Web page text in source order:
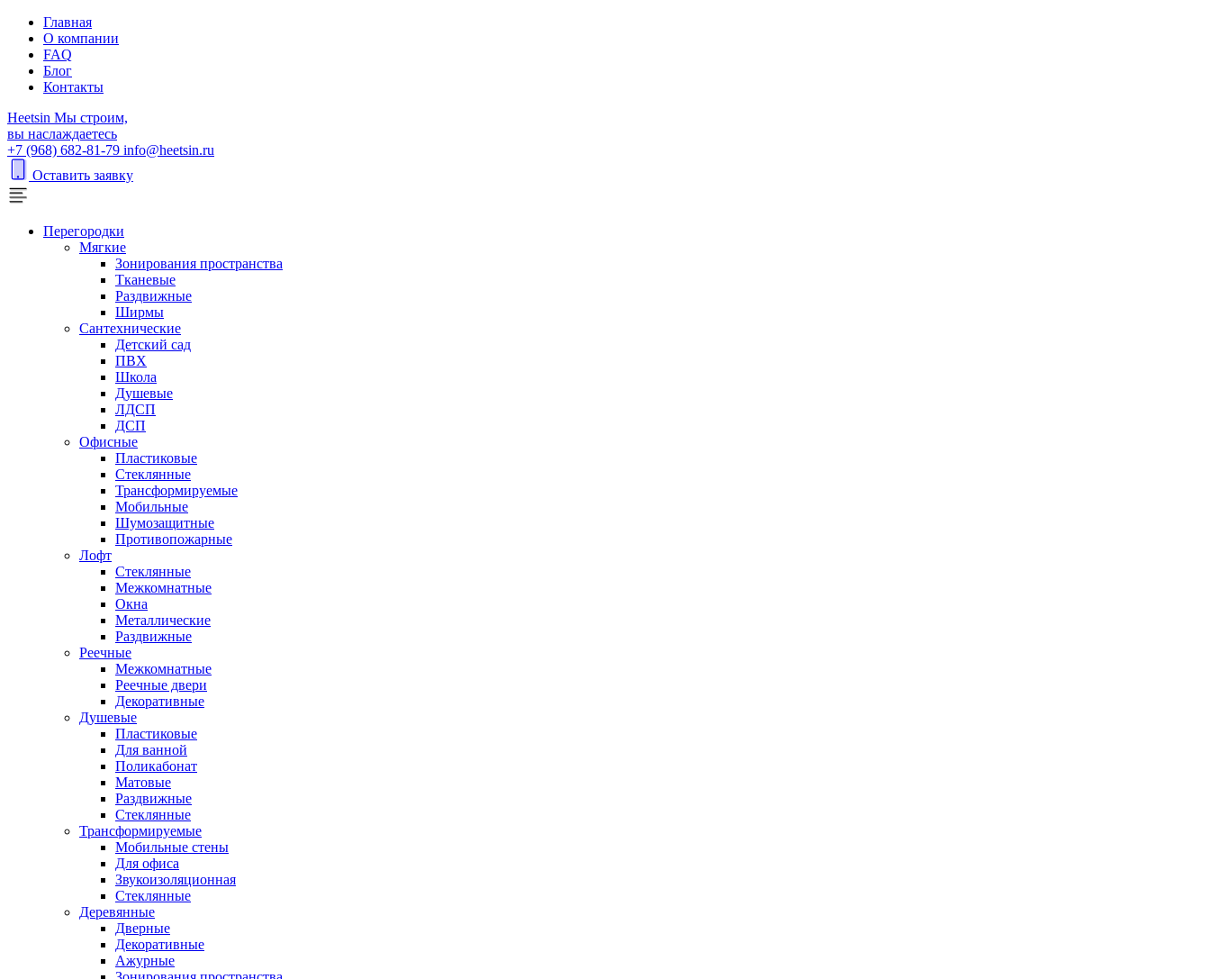
Главная
О компании
FAQ
Блог
Контакты
Heetsin Мы строим,
вы наслаждаетесь
+7 (968) 682-81-79 info@heetsin.ru
Оставить заявку
Перегородки
Мягкие
Зонирования пространства
Тканевые
Раздвижные
Ширмы
Сантехнические
Детский сад
ПВХ
Школа
Душевые
ЛДСП
ДСП
Офисные
Пластиковые
Стеклянные
Трансформируемые
Мобильные
Шумозащитные
Противопожарные
Лофт
Стеклянные
Межкомнатные
Окна
Металлические
Раздвижные
Реечные
Межкомнатные
Реечные двери
Декоративные
Душевые
Пластиковые
Для ванной
Поликабонат
Матовые
Раздвижные
Стеклянные
Трансформируемые
Мобильные стены
Для офиса
Звукоизоляционная
Стеклянные
Деревянные
Дверные
Декоративные
Ажурные